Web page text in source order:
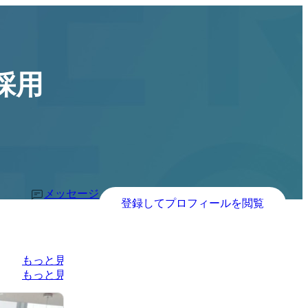
用
メッセージ
登録してプロフィールを閲覧
もっと見る
もっと見る